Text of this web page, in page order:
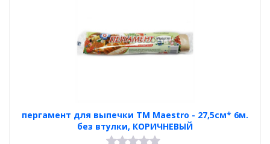
пергамент для выпечки ТМ Maestro - 27,5см* 6м.
без втулки, КОРИЧНЕВЫЙ